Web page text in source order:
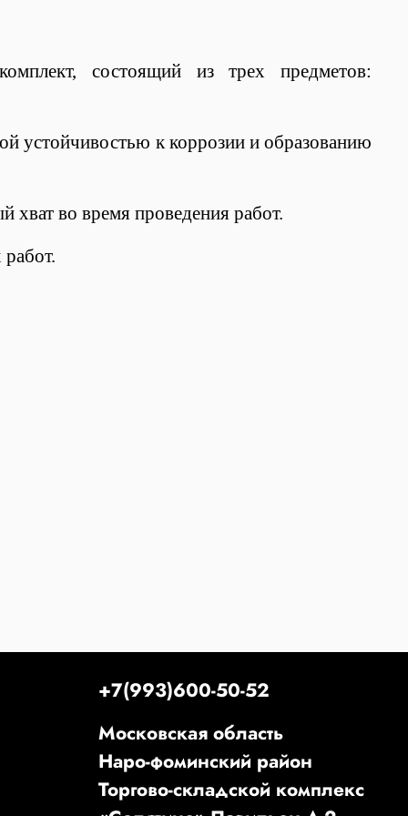
состоящий из трех предметов:
устойчивостью к коррозии и образованию
во время проведения работ.
+7(993)600-50-52
Московская область
Наро-фоминский район
Торгово-складской комплекс